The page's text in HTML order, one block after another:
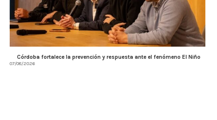
Córdoba fortalece la prevención y respuesta ante el fenómeno El Niño
07/08/2026